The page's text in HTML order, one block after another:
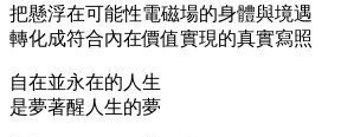
把懸浮在可能性電磁場的身體與境遇
轉化成符合內在價值實現的真實寫照
自在並永在的人生
是夢著醒人生的夢